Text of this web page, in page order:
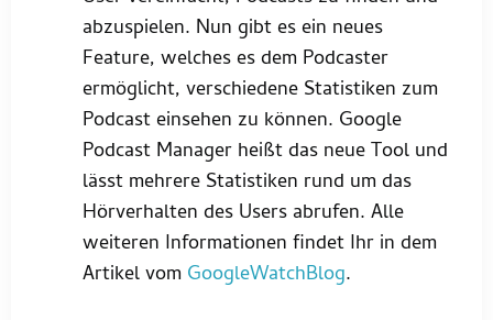
abzuspielen. Nun gibt es ein neues
Feature, welches es dem Podcaster
ermöglicht, verschiedene Statistiken zum
Podcast einsehen zu können. Google
Podcast Manager heißt das neue Tool und
lässt mehrere Statistiken rund um das
Hörverhalten des Users abrufen. Alle
weiteren Informationen findet Ihr in dem
Artikel vom GoogleWatchBlog.